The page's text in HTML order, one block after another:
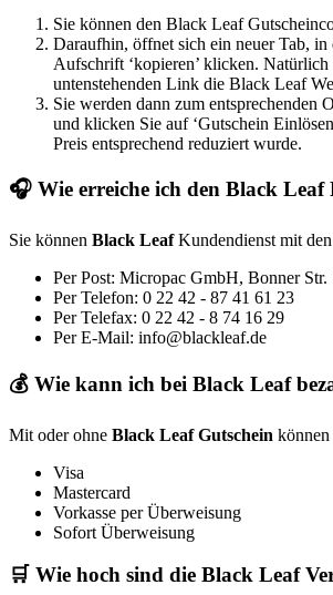
Sie können den Black Leaf
Daraufhin, öffnet sich ein neuer Tab,
Aufschrift ‘kopieren’ klicken.
untenstehenden Link die Black Leaf
Sie werden dann zum entsprechenden
und klicken Sie auf ‘Gutschein
Preis entsprechend reduziert wurde.
🎧 Wie erreiche ich den Black Leaf
Sie können Black LeafKundendienst mit
Per Post: Micropac GmbH, Bonner
Per Telefon: 0 22 42 - 87 41 61 23
Per Telefax: 0 22 42 - 8 74 16 29
Per E-Mail: info@blackleaf.de
💰 Wie kann ich bei Black Leaf
Mit oder ohne Black Leaf Gutschein
Visa
Mastercard
Vorkasse per Überweisung
Sofort Überweisung
🛒 Wie hoch sind die Black Leaf